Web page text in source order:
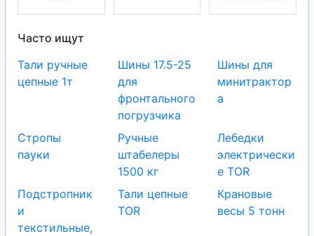
Часто ищут
Тали ручные
цепные 1т
Шины 17.5-25
для
фронтального
погрузчика
Шины для
минитрактор
а
Стропы
пауки
Ручные
штабелеры
1500 кг
Лебедки
электрически
е TOR
Подстропник
и
текстильные,
Тали цепные
TOR
Крановые
весы 5 тонн